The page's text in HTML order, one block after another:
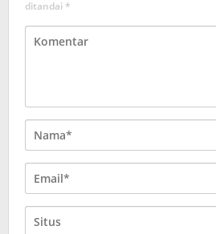
ditandai *